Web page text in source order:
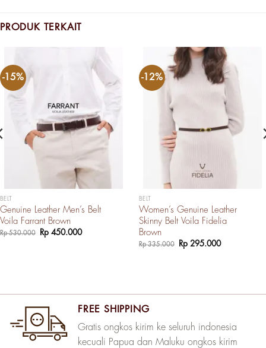
PRODUK TERKAIT
-15%
BELT
Genuine Leather Men’s Belt
Voila Farrant Brown
Rp530.000
Harga
aslinya
Rp 450.000Harga
-12%
BELT
Women’s Genuine Leather
Skinny Belt Voila Fidelia
Brown
Rp335.000
Harga
aslinya
Rp 295.000Harga
FREE SHIPPING
Gratis ongkos kirim ke seluruh indonesia
kecuali Papua dan Maluku ongkos kirim